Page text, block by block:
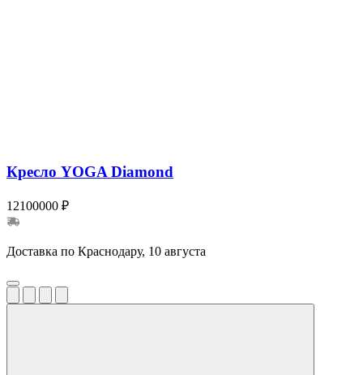
Кресло YOGA Diamond
12100000 ₽
Доставка по Краснодару, 10 августа